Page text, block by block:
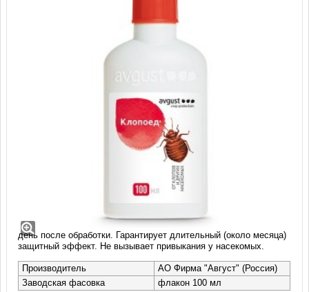
Клопоед - препарат для уничтожения постельных клопов,
тараканов, домашних муравьев, блох, мух и личинок комаров.
Не имеет сильного запаха. Гибель насекомых наступает на 2
день после обработки. Гарантирует длительный (около месяца)
защитный эффект. Не вызывает привыкания у насекомых.
Производитель
АО Фирма "Август" (Россия)
Заводская фасовка
флакон 100 мл